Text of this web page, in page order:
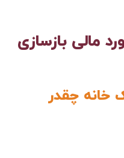
مالی بازسازی
خانه چقدر